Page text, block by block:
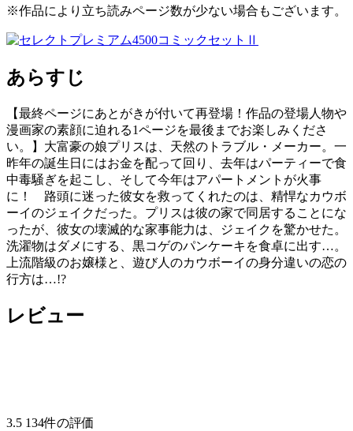
※作品により立ち読みページ数が少ない場合もございます。
あらすじ
【最終ページにあとがきが付いて再登場！作品の登場人物や
漫画家の素顔に迫れる1ページを最後までお楽しみくださ
い。】大富豪の娘プリスは、天然のトラブル・メーカー。一
昨年の誕生日にはお金を配って回り、去年はパーティーで食
中毒騒ぎを起こし、そして今年はアパートメントが火事
に！ 路頭に迷った彼女を救ってくれたのは、精悍なカウボ
ーイのジェイクだった。プリスは彼の家で同居することにな
ったが、彼女の壊滅的な家事能力は、ジェイクを驚かせた。
洗濯物はダメにする、黒コゲのパンケーキを食卓に出す…。
上流階級のお嬢様と、遊び人のカウボーイの身分違いの恋の
行方は…!?
レビュー
3.5 134件の評価